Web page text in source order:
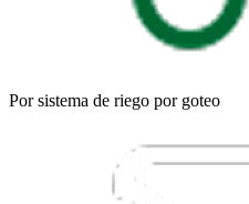
Por sistema de riego por goteo